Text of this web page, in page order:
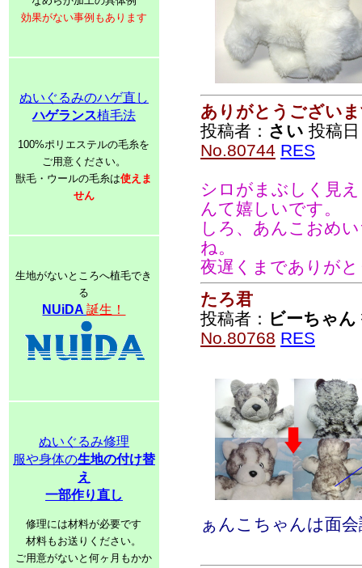
効果がない事例もあります
ぬいぐるみのハゲ直し
ハゲランス植毛法
100%ポリエステルの毛糸を
ご用意ください。
獣毛・ウールの毛糸は使えま
せん
生地がないところへ植毛でき
る
NUiDA誕生！
ぬいぐるみ修理
服や身体の生地の付け替
え
一部作り直し
修理には材料が必要です
材料もお送りください。
ご用意がないと何ヶ月もかか
ありがとうござい
投稿者： さい 投稿
No.80744 RES
シロがまぶしく見
んて嬉しいです。
しろ、あんこおめ
ね。
夜遅くまでありが
たろ君
投稿者： ビーちゃん
No.80768 RES
ぁんこちゃんは面